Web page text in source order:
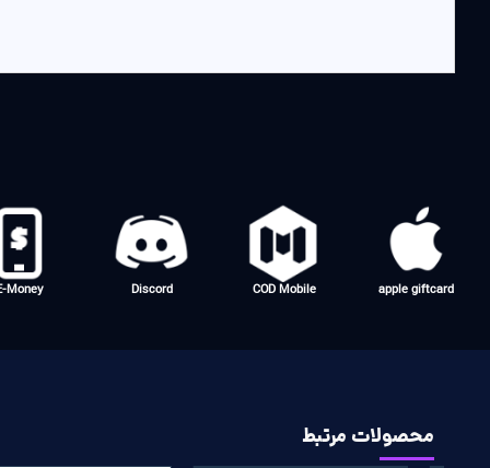
apple giftcard
COD Mobile
Discord
Money
محصولات مرتبط